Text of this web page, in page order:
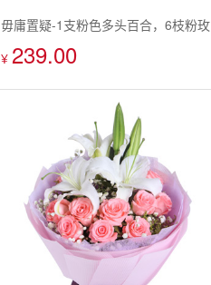
毋庸置疑-1支粉色多头百合，6枝粉玫
瑰，适量小绿菊/小白菊点缀
¥ 239.00